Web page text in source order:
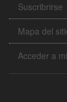
Suscribrirse
Mapa del
Acceder a